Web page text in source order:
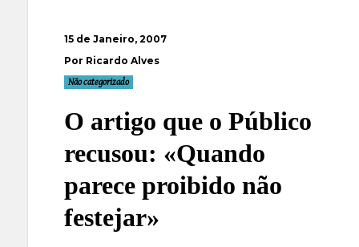
15 de Janeiro, 2007
Por Ricardo Alves
Não categorizado
O artigo que o Público
recusou: «Quando
parece proibido não
festejar»